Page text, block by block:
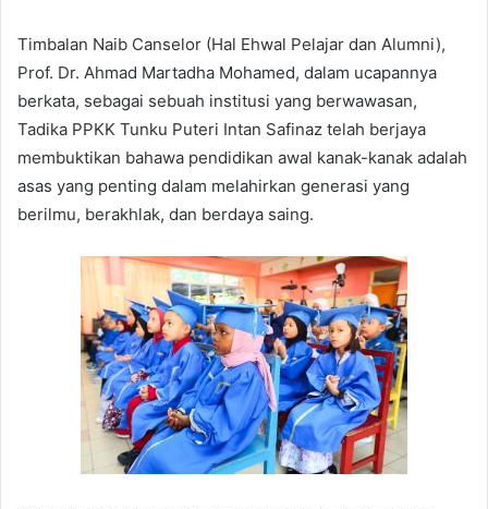
Timbalan Naib Canselor (Hal Ehwal Pelajar dan Alumni),
Prof. Dr. Ahmad Martadha Mohamed, dalam ucapannya
berkata, sebagai sebuah institusi yang berwawasan,
Tadika PPKK Tunku Puteri Intan Safinaz telah berjaya
membuktikan bahawa pendidikan awal kanak-kanak adalah
asas yang penting dalam melahirkan generasi yang
berilmu, berakhlak, dan berdaya saing.